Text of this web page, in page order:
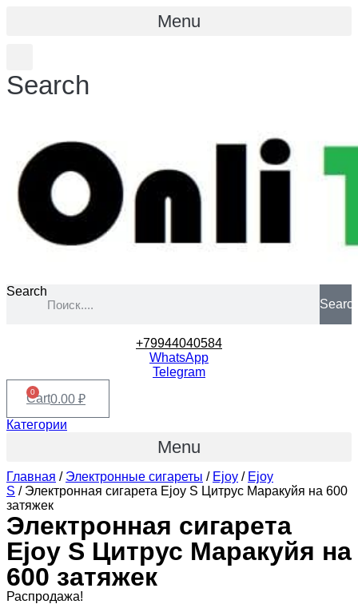
Menu
Search
Search
+79944040584
WhatsApp
Telegram
0.00 ₽
0
Cart
Категории
Menu
Главная / Электронные сигареты / Ejoy / Ejoy
S / Электронная сигарета Ejoy S Цитрус Маракуйя на 600
затяжек
Электронная сигарета
Ejoy S Цитрус Маракуйя на
600 затяжек
Распродажа!